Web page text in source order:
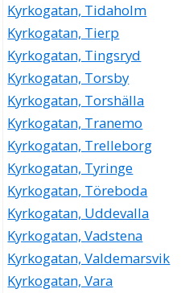
Kyrkogatan, Tidaholm
Kyrkogatan, Tierp
Kyrkogatan, Tingsryd
Kyrkogatan, Torsby
Kyrkogatan, Torshälla
Kyrkogatan, Tranemo
Kyrkogatan, Trelleborg
Kyrkogatan, Tyringe
Kyrkogatan, Töreboda
Kyrkogatan, Uddevalla
Kyrkogatan, Vadstena
Kyrkogatan, Valdemarsvik
Kyrkogatan, Vara